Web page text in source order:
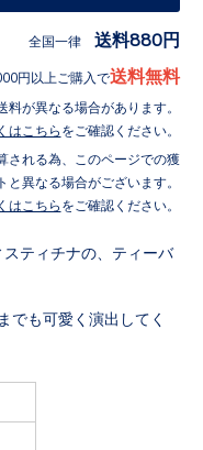
全国一律 送料880円
円以上ご購入で送料無料
料が異なる場合があります。
はこちら をご確認ください。
される為、このページでの獲
と異なる場合がございます。
はこちら をご確認ください。
ティチナの、ティーバ
でも可愛く演出してく